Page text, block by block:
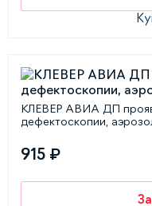
КЛЕВЕР АВИА ДП
дефектоскопии,
915 ₽